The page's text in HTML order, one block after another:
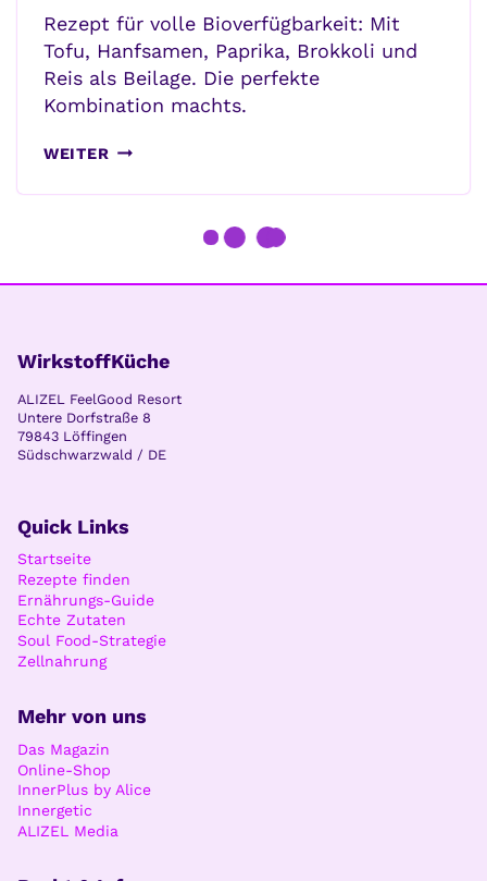
Rezept für volle Bioverfügbarkeit: Mit
Tofu, Hanfsamen, Paprika, Brokkoli und
Reis als Beilage. Die perfekte
Kombination machts.
WEITERTOFU-
WirkstoffKüche
ALIZEL FeelGood Resort
Untere Dorfstraße 8
79843 Löffingen
Südschwarzwald / DE
Quick Links
Startseite
Rezepte finden
Ernährungs-Guide
Echte Zutaten
Soul Food-Strategie
Zellnahrung
Mehr von uns
Das Magazin
Online-Shop
InnerPlus by Alice
Innergetic
ALIZEL Media